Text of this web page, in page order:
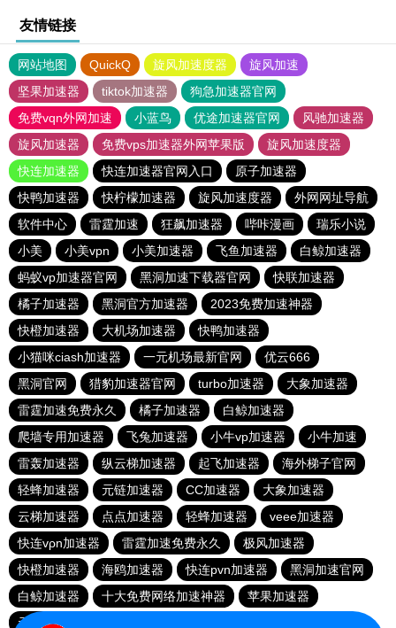
友情链接
网站地图 QuickQ 旋风加速度器
旋风加速
坚果加速器
tiktok加速器
狗急加速器官网
免费vqn外网加速
小蓝鸟 优途加速器官网
风驰加速器
旋风加速器
免费vps加速器外网苹果版
旋风加速度器
快连加速器
快连加速器官网入口
原子加速器
快鸭加速器
快柠檬加速器 旋风加速度器
外网网址导航
软件中心
雷霆加速 狂飙加速器 哔咔漫画
瑞乐小说
小美
小美vpn 小美加速器 飞鱼加速器
白鲸加速器
蚂蚁vp加速器官网
黑洞加速下载器官网
快联加速器
橘子加速器
黑洞官方加速器
2023免费加速神器
快橙加速器
大机场加速器
快鸭加速器
小猫咪ciash加速器
一元机场最新官网
优云666
黑洞官网
猎豹加速器官网 turbo加速器
大象加速器
雷霆加速免费永久
橘子加速器
白鲸加速器
爬墙专用加速器
飞兔加速器 小牛vp加速器
小牛加速
雷轰加速器
纵云梯加速器 起飞加速器
海外梯子官网
轻蜂加速器
元链加速器 CC加速器
大象加速器
云梯加速器
点点加速器 轻蜂加速器
veee加速器
快连vρn加速器
雷霆加速免费永久
极风加速器
快橙加速器
海鸥加速器 快连pvn加速器
黑洞加速官网
白鲸加速器
十大免费网络加速神器
苹果加速器
元链加速器